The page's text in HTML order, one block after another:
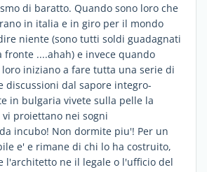
di baratto. Quando sono loro che
in italia e in giro per il mondo
niente (sono tutti soldi guadagnati
....ahah) e invece quando
iniziano a fare tutta una serie di
discussioni dal sapore integro-
in bulgaria vivete sulla pelle la
proiettano nei sogni
incubo! Non dormite piu'! Per un
e' e rimane di chi lo ha costruito,
l'architetto ne il legale o l'ufficio del